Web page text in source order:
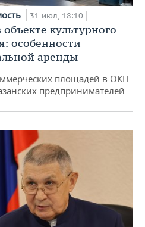
31 июл, 18:10
объекте культурного
особенности
аренды
площадей в ОКН
предпринимателей